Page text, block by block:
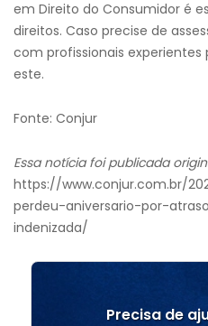
em Direito do Consumidor é
direitos. Caso precise de
com profissionais
este.
Fonte: Conjur
Essa notícia foi publicada
https://www.conjur.com.br/
perdeu-aniversario-por-
indenizada/
Precisa de